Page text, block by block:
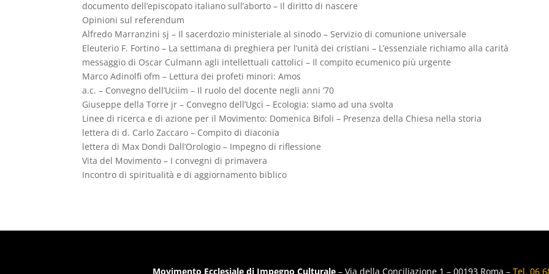
documento dell’episcopato italiano sull’aborto – Il diritto di nascere
Opinioni sul referendum
Alfredo Marranzini sj – Il sacerdozio ministeriale al sinodo – Servizio di comunione universale
Eleuterio F. Fortino – La settimana di preghiera per l’unità dei cristiani – L’essenziale richiamo alla carità
messaggio di Oscar Culmann agli intellettuali cattolici – Il compito ecumenico più urgente
Marco Adinolfi ofm – Lettura dei profeti minori: Amos
a.c. – Convegno dell’Uciim – Il ruolo del docente negli anni ’70
Giuseppe della Torre jr – Convegno dell’Ugci – Ecologia: siamo ad una svolta
Linee di ricerca e di azione per il Movimento: Domenica Bifoli – Presenza della Chiesa nella storia
lettera di d. Carlo Zaccaro – Compito di diaconia
lettera di Max Dondi Dall’Orologio – Impegno di riflessione
Vita del Movimento – I convegni di primavera
Incontro di spiritualità e di aggiornamento biblico
Movimento Ecclesiale di Impegno Culturale – Via della Conciliazione 1 – 00193 Roma – Tel. 06